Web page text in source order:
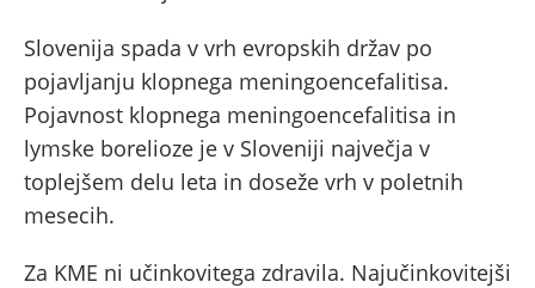
Slovenija spada v vrh evropskih držav po
pojavljanju klopnega meningoencefalitisa.
Pojavnost klopnega meningoencefalitisa in
lymske borelioze je v Sloveniji največja v
toplejšem delu leta in doseže vrh v poletnih
mesecih.
Za KME ni učinkovitega zdravila. Najučinkovitejši